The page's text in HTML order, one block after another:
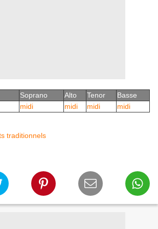
Soprano Alto Tenor
Basse
midi midi midi midi
traditionnels